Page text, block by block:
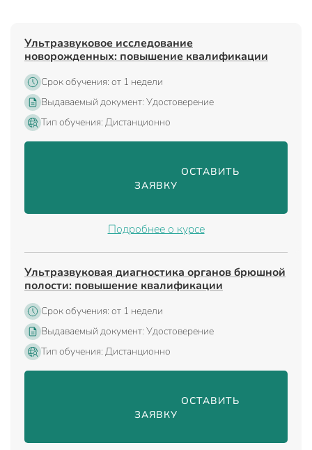
Ультразвуковое исследование
новорожденных: повышение квалификации
Срок обучения: от 1 недели
Выдаваемый документ: Удостоверение
Тип обучения: Дистанционно
                                ОСТАВИТЬ
ЗАЯВКУ
Подробнее о курсе
Ультразвуковая диагностика органов брюшной
полости: повышение квалификации
Срок обучения: от 1 недели
Выдаваемый документ: Удостоверение
Тип обучения: Дистанционно
                                ОСТАВИТЬ
ЗАЯВКУ